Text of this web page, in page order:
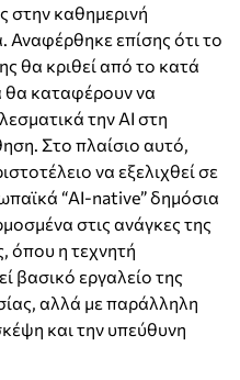
στην καθημερινή
Αναφέρθηκε επίσης ότι το
θα κριθεί από το κατά
θα καταφέρουν να
την ΑΙ στη
Στο πλαίσιο αυτό,
να εξελιχθεί σε
“AI-native” δημόσια
στις ανάγκες της
όπου η τεχνητή
βασικό εργαλείο της
αλλά με παράλληλη
και την υπεύθυνη